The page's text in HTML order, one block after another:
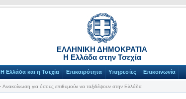
ΕΛΛΗΝΙΚΗ ΔΗΜΟΚΡΑΤΙΑ
Η Ελλάδα στην Τσεχία
Η Ελλάδα και η Τσεχία Επικαιρότητα Υπηρεσίες Επικοινωνία
Ανακοίνωση για όσους επιθυμούν να ταξιδέψουν στην Ελλάδα